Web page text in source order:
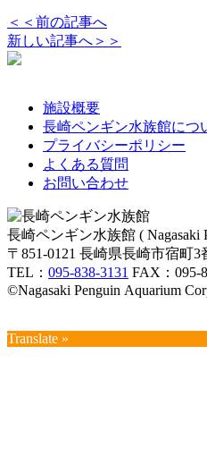
＜＜前の記事へ
新しい記事へ＞＞
施設概要
長崎ペンギン水族館につ
プライバシーポリシー
よくある質問
お問い合わせ
長崎ペンギン水族館 ( Nagasaki
〒851-0121 長崎県長崎市宿町3
TEL： 095-838-3131 FAX：095-
©Nagasaki Penguin Aquarium
Translate »